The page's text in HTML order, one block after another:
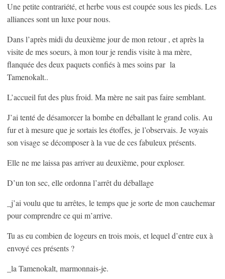
Une petite contrariété, et herbe vous est coupée sous les pieds. Les
alliances sont un luxe pour nous.
Dans l’après midi du deuxième jour de mon retour , et après la
visite de mes soeurs, à mon tour je rendis visite à ma mère,
flanquée des deux paquets confiés à mes soins par la
Tamenokalt..
L’accueil fut des plus froid. Ma mère ne sait pas faire semblant.
J’ai tenté de désamorcer la bombe en déballant le grand colis. Au
fur et à mesure que je sortais les étoffes, je l’observais. Je voyais
son visage se décomposer à la vue de ces fabuleux présents.
Elle ne me laissa pas arriver au deuxième, pour exploser.
D’un ton sec, elle ordonna l’arrêt du déballage
_j’ai voulu que tu arrêtes, le temps que je sorte de mon cauchemar
pour comprendre ce qui m’arrive.
Tu as eu combien de logeurs en trois mois, et lequel d’entre eux à
envoyé ces présents ?
_la Tamenokalt, marmonnais-je.